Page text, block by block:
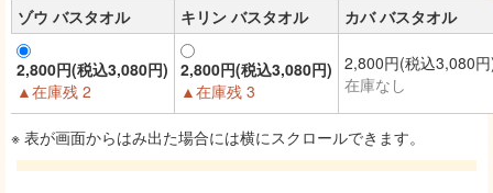
ゾウ バスタオル キリン バスタオル カバ バスタオル
2,800円(税込3,080円)
▲在庫残 2
2,800円(税込3,080円)
▲在庫残 3
2,800円(税込3,080
在庫なし
※ 表が画面からはみ出た場合には横にスクロールできます。